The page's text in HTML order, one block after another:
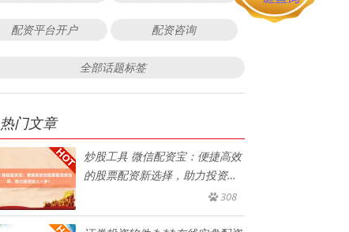
配资平台开户 配资咨询
全部话题标签
热门文章
炒股工具 微信配资宝：便捷高效
的股票配资新选择，助力投资快
308